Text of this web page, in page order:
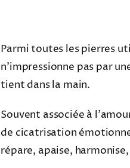
Parmi toutes les pierres
n’impressionne pas par
tient dans la main.
Souvent associée à
de cicatrisation
répare, apaise,